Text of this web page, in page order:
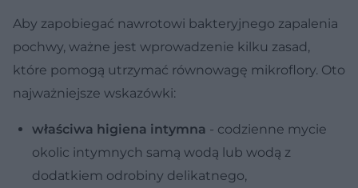
Aby zapobiegać nawrotowi bakteryjnego zapalenia
pochwy, ważne jest wprowadzenie kilku zasad,
które pomogą utrzymać równowagę mikroflory. Oto
najważniejsze wskazówki:
właściwa higiena intymna - codzienne mycie
okolic intymnych samą wodą lub wodą z
dodatkiem odrobiny delikatnego,